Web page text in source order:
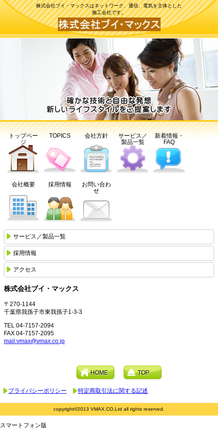
株式会社ブイ・マックスはネットワーク、通信、電気を主体とした
施工会社です。
トップペー
ジ
TOPICS 会社方針
サービス／
製品一覧
新着情報・
FAQ
会社概要 採用情報
お問い合わ
せ
サービス／製品一覧
採用情報
アクセス
株式会社ブイ・マックス
〒270-1144
千葉県我孫子市東我孫子1-3-3
TEL 04-7157-2094
FAX 04-7157-2095
mail:vmax@vmax.co.jp
HOME TOP
プライバシーポリシー 特定商取引法に関する記述
copyright©2013 VMAX.CO,Ltd all rights reserved.
スマートフォン版